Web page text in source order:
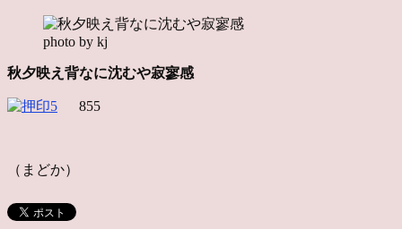
photo by kj
秋夕映え背なに沈むや寂寥感
855
（まどか）